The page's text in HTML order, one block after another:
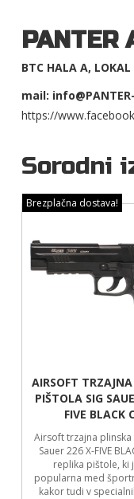
PANTER
BTC HALA A,
mail:
https://
Sorodni
Brezplačna dostava!
AIRSOFT
PIŠTOLA SIG
FIVE BLACK
Airsoft trzajna plinska
Sauer 226 X-FIVE
replika pištole, ki
popularna med
kakor tudi v